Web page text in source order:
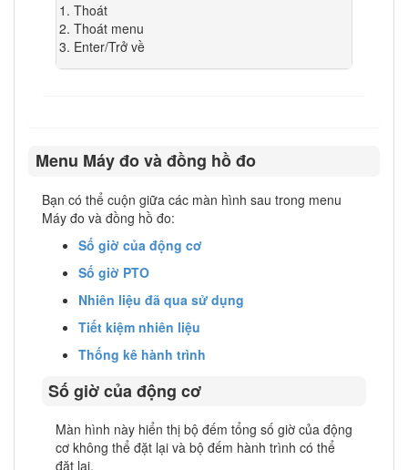
Thoát
Thoát menu
Enter/Trở về
Menu Máy đo và đồng hồ đo
Bạn có thể cuộn giữa các màn hình sau trong menu
Máy đo và đồng hồ đo:
Số giờ của động cơ
Số giờ PTO
Nhiên liệu đã qua sử dụng
Tiết kiệm nhiên liệu
Thống kê hành trình
Số giờ của động cơ
Màn hình này hiển thị bộ đếm tổng số giờ của động
cơ không thể đặt lại và bộ đếm hành trình có thể
đặt lại.